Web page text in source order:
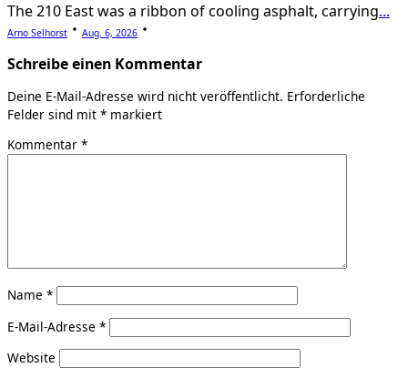
The 210 East was a ribbon of cooling asphalt, carrying...
Arno Selhorst Aug. 6, 2026
Schreibe einen Kommentar
Deine E-Mail-Adresse wird nicht veröffentlicht. Erforderliche
Felder sind mit * markiert
Kommentar *
Name *
E-Mail-Adresse *
Website